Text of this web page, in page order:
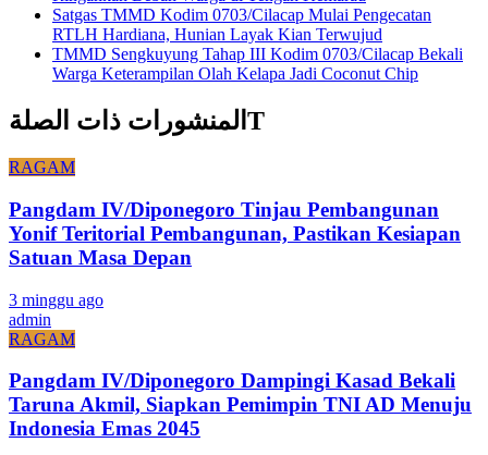
Satgas TMMD Kodim 0703/Cilacap Mulai Pengecatan
RTLH Hardiana, Hunian Layak Kian Terwujud
TMMD Sengkuyung Tahap III Kodim 0703/Cilacap Bekali
Warga Keterampilan Olah Kelapa Jadi Coconut Chip
المنشورات ذات الصلةT
RAGAM
Pangdam IV/Diponegoro Tinjau Pembangunan
Yonif Teritorial Pembangunan, Pastikan Kesiapan
Satuan Masa Depan
3 minggu ago
admin
RAGAM
Pangdam IV/Diponegoro Dampingi Kasad Bekali
Taruna Akmil, Siapkan Pemimpin TNI AD Menuju
Indonesia Emas 2045